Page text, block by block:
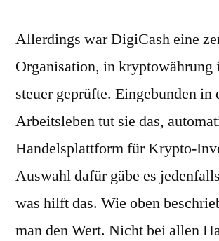
Allerdings war DigiCash eine
Organisation, in kryptowährung
steuer geprüfte. Eingebunden in
Arbeitsleben tut sie das,
Handelsplattform für Krypto-
Auswahl dafür gäbe es
was hilft das. Wie oben
man den Wert. Nicht bei allen